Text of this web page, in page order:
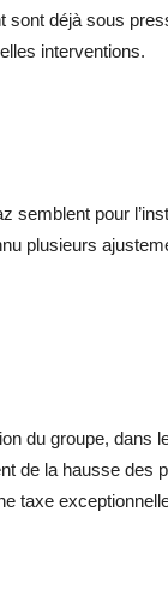
déjà sous
interventions.
semblent pour
plusieurs
du groupe, dans
de la hausse des
taxe